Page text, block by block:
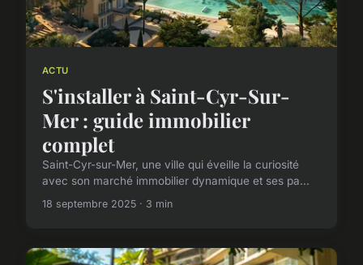
ACTU
S'installer à Saint-Cyr-Sur-
Mer : guide immobilier
complet
Saint-Cyr-sur-Mer, une ville qui éveille la curiosité
avec son marché immobilier dynamique et ses pa...
18 septembre 2025 · 3 min